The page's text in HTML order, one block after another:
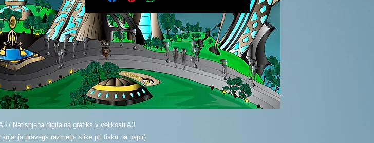
/ Natisnjena digitalna grafika v velikosti A3
pravega razmerja slike pri tisku na papir)